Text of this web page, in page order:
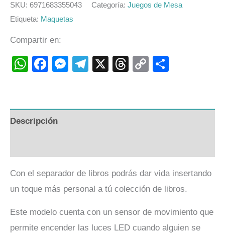
SKU: 6971683355043 Categoría: Juegos de Mesa
Etiqueta: Maquetas
Compartir en:
WhatsApp
Facebook
Messenger
Telegram
X Threads
Copy
Descripción
Con el separador de libros podrás dar vida insertando
un toque más personal a tú colección de libros.
Este modelo cuenta con un sensor de movimiento que
permite encender las luces LED cuando alguien se